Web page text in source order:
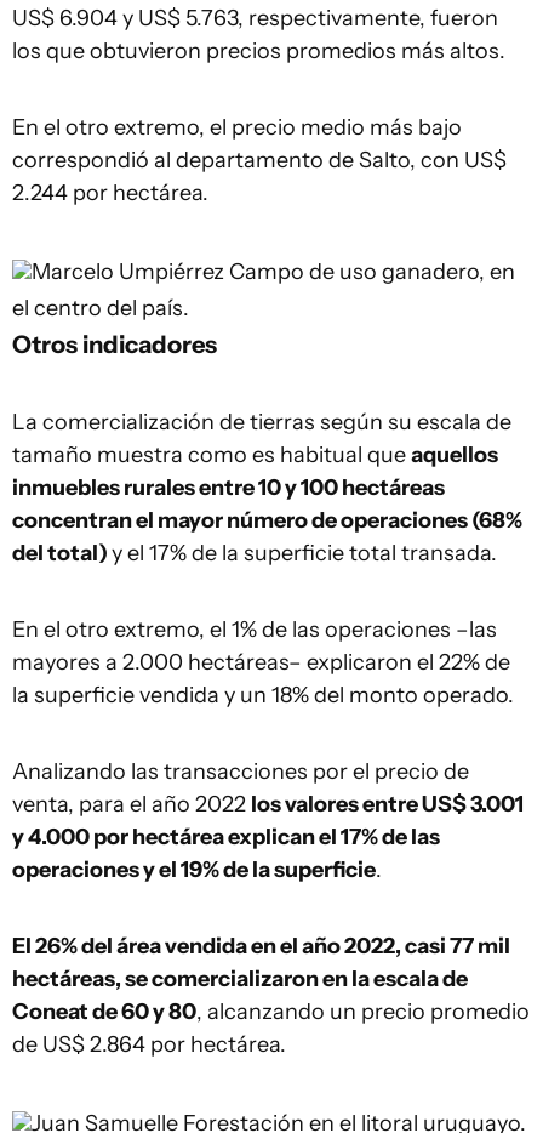
US$ 6.904 y US$ 5.763, respectivamente, fueron
los que obtuvieron precios promedios más altos.
En el otro extremo, el precio medio más bajo
correspondió al departamento de Salto, con US$
2.244 por hectárea.
Marcelo Umpiérrez Campo de uso ganadero, en
el centro del país.
Otros indicadores
La comercialización de tierras según su escala de
tamaño muestra como es habitual queaquellos
inmuebles rurales entre 10 y 100 hectáreas
concentran el mayor número de operaciones (68%
del total)y el 17% de la superficie total transada.
En el otro extremo, el 1% de las operaciones –las
mayores a 2.000 hectáreas– explicaron el 22% de
la superficie vendida y un 18% del monto operado.
Analizando las transacciones por el precio de
venta, para el año 2022 los valores entre US$ 3.001
y 4.000 por hectárea explican el 17% de las
operaciones y el 19% de la superficie.
El 26% del área vendida en el año 2022, casi 77 mil
hectáreas, se comercializaron en la escala de
Coneat de 60 y 80, alcanzando un precio promedio
de US$ 2.864 por hectárea.
Juan Samuelle Forestación en el litoral uruguayo.